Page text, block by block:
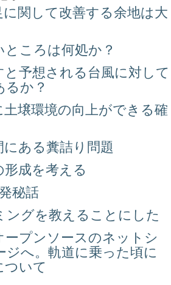
関して改善する余地は大
ところは何処か？
予想される台風に対して
るか？
壌環境の向上ができる確
ある糞詰り問題
成を考える
秘話
ングを教えることにした
ープンソースのネットシ
ジへ。軌道に乗った頃に
ついて